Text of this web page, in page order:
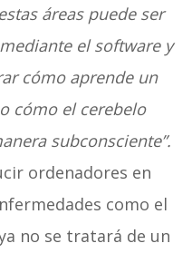
áreas puede ser
el software y
cómo aprende un
cómo el cerebelo
subconsciente”.
ordenadores en
como el
no se tratará de un